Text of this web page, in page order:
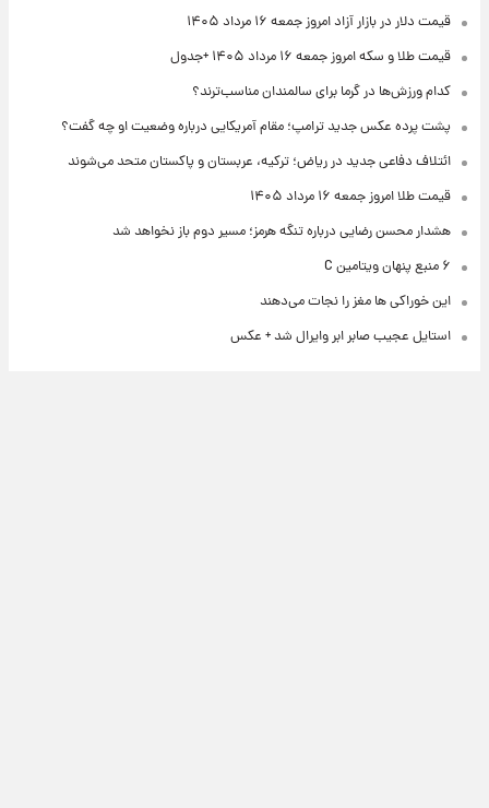
قیمت دلار در بازار آزاد امروز جمعه ۱۶ مرداد ۱۴۰۵
قیمت طلا و سکه امروز جمعه ۱۶ مرداد ۱۴۰۵ +جدول
کدام ورزش‌ها در گرما برای سالمندان مناسب‌ترند؟
پشت پرده عکس جدید ترامپ؛ مقام آمریکایی درباره وضعیت او چه گفت؟
ائتلاف دفاعی جدید در ریاض؛ ترکیه، عربستان و پاکستان متحد می‌شوند
قیمت طلا امروز جمعه ۱۶ مرداد ۱۴۰۵
هشدار محسن رضایی درباره تنگه هرمز؛ مسیر دوم باز نخواهد شد
۶ منبع پنهان ویتامین C
این خوراکی ها مغز را نجات می‌دهند
استایل عجیب صابر ابر وایرال شد + عکس